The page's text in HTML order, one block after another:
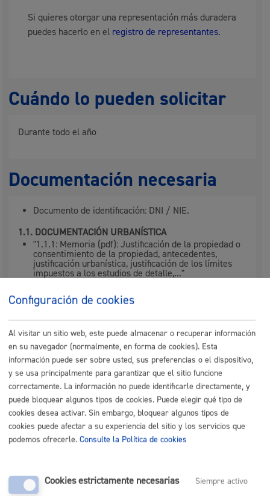
Si quieres otorgar una representación más duradera
puedes hacerlo en el registro de representantes.
Cuándo lo pueden solicitar
Durante todo el año
Documentación necesaria
Documento de identificación: DNI / NIE.
1.1. DOCUMENTACIÓN URBANÍSTICA
"1.1.1: Memoria (pdf): Justificación de la propiedad o
consentimiento de la propiedad, antecedentes,
justificación urbanística, justificación de los límites
impuestos a los estudios de detalle,..."
"1.1.3: Planos de información. (pdf)"
"1.1.4: Planos de ordenación. (pdf)"
1.2. DOCUMENTACIÓN VECTORIAL:
Planos en ficheros CAD (dwg o similar) sistema de
coordenadas UTM ETRS89 Zona 30.
INSTRUCCIONES GENERALES para el cumplimiento de:
Firmas digitales: consultar aquí
Formato de los ficheros:consultar aquí
Configuración de cookies
Al visitar un sitio web, este puede almacenar o recuperar información
en su navegador (normalmente, en forma de cookies). Esta
información puede ser sobre usted, sus preferencias o el dispositivo,
y se usa principalmente para garantizar que el sitio funcione
correctamente. La información no puede identificarle directamente, y
puede bloquear algunos tipos de cookies. Puede elegir qué tipo de
cookies desea activar. Sin embargo, bloquear algunos tipos de
cookies puede afectar a su experiencia del sitio y los servicios que
podemos ofrecerle. Consulte la Política de cookies
Cookies estrictamente necesarias
Siempre activo